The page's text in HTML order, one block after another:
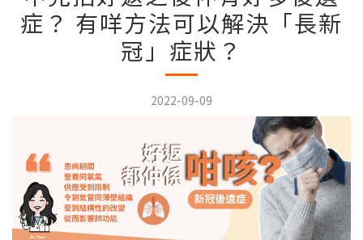
症？ 有咩方法可以解決「長新
冠」症狀？
2022-09-09